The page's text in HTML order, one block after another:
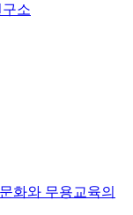
소
화와 무용교육의